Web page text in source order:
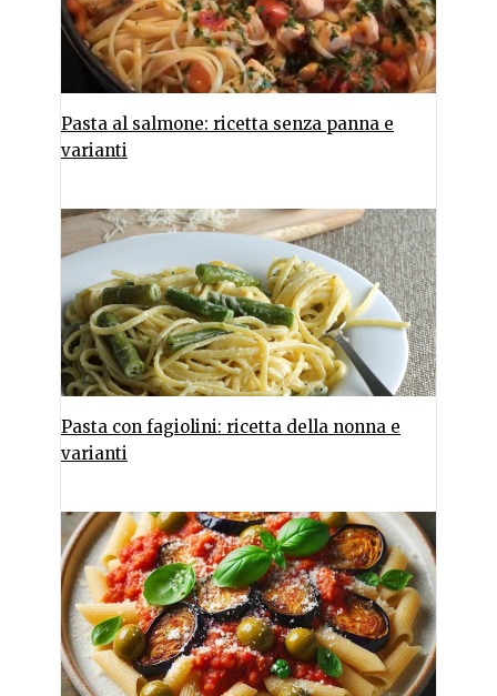
Pasta al salmone: ricetta senza panna e
varianti
Pasta con fagiolini: ricetta della nonna e
varianti